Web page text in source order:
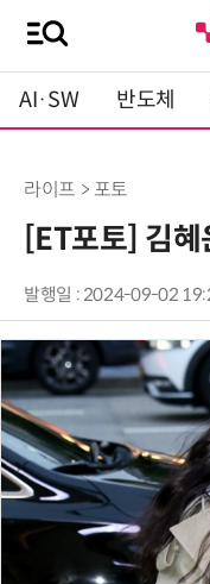
AI·SW 반도체
라이프 > 포토
[ET포토] 김
발행일 : 2024-09-02